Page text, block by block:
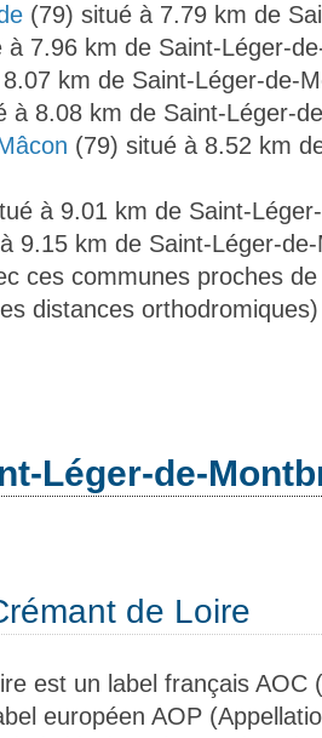
(79) situé à 7.79 km de
à 7.96 km de Saint-Léger-
km de Saint-Léger-de-
à 8.08 km de Saint-Léger-
(79) situé à 8.52 km
à 9.01 km de Saint-
9.15 km de Saint-Léger-
ces communes proches
distances orthodromiques)
Léger-de-
de Loire
est un label français AOC
européen AOP